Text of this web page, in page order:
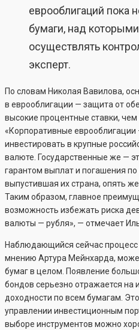
еврооблигаций пока
бумаги, над
осуществлять
эксперт.
По словам Николая Вавилова,
в еврооблигации — защита от
высокие процентные ставки,
«Корпоративные
инвестировать в крупные
валюте. Государственные же —
гарантом выплат и погашения
выпустившая их страна, опять
Таким образом, главное
возможность избежать риска
валюты — рубля», — отмечает
Наблюдающийся сейчас
мнению Артура Мейнхарда,
бумаг в целом. Появление
бондов серьезно отражается на
доходности по всем бумагам.
управлении инвестиционным
выборе инструментов можно